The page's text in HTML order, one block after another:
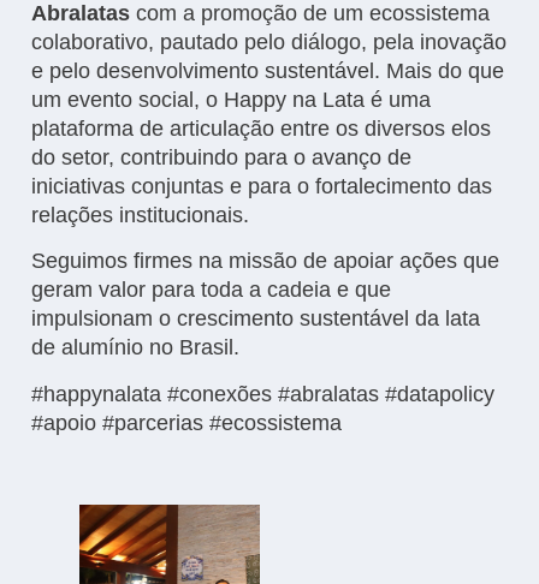
Abralatas com a promoção de um ecossistema
colaborativo, pautado pelo diálogo, pela inovação
e pelo desenvolvimento sustentável. Mais do que
um evento social, o Happy na Lata é uma
plataforma de articulação entre os diversos elos
do setor, contribuindo para o avanço de
iniciativas conjuntas e para o fortalecimento das
relações institucionais.
Seguimos firmes na missão de apoiar ações que
geram valor para toda a cadeia e que
impulsionam o crescimento sustentável da lata
de alumínio no Brasil.
#happynalata #conexões #abralatas #datapolicy
#apoio #parcerias #ecossistema